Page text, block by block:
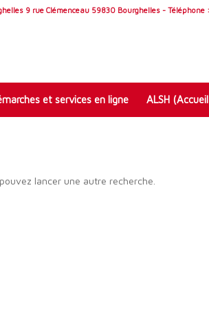
9 rue Clémenceau 59830 Bourghelles -
et services en ligne ALSH
lancer une autre recherche.